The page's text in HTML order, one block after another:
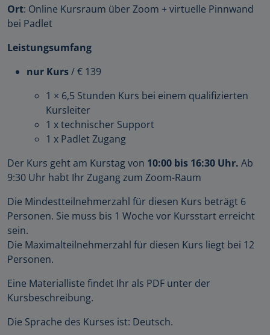
Ort: Online Kursraum über Zoom + virtuelle Pinnwand
bei Padlet
Leistungsumfang
nur Kurs/ € 139
1 × 6,5 Stunden Kurs bei einem qualifizierten
Kursleiter
1 x technischer Support
1 x Padlet Zugang
Der Kurs geht am Kurstag von 10:00 bis 16:30 Uhr. Ab
9:30 Uhr habt Ihr Zugang zum Zoom-Raum
Die Mindestteilnehmerzahl für diesen Kurs beträgt 6
Personen. Sie muss bis 1 Woche vor Kursstart erreicht
sein.
Die Maximalteilnehmerzahl für diesen Kurs liegt bei 12
Personen.
Eine Materialliste findet Ihr als PDF unter der
Kursbeschreibung.
Die Sprache des Kurses ist: Deutsch.